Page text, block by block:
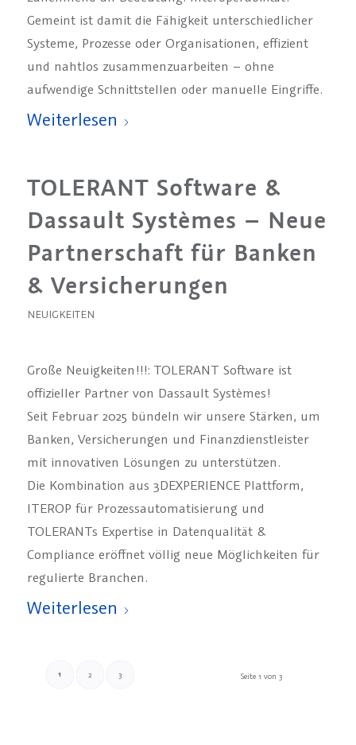
Gemeint ist damit die Fähigkeit unterschiedlicher
Systeme, Prozesse oder Organisationen, effizient
und nahtlos zusammenzuarbeiten – ohne
aufwendige Schnittstellen oder manuelle Eingriffe.
Weiterlesen
TOLERANT Software &
Dassault Systèmes – Neue
Partnerschaft für Banken
& Versicherungen
NEUIGKEITEN
Große Neuigkeiten!!!: TOLERANT Software ist
offizieller Partner von Dassault Systèmes!
Seit Februar 2025 bündeln wir unsere Stärken, um
Banken, Versicherungen und Finanzdienstleister
mit innovativen Lösungen zu unterstützen.
Die Kombination aus 3DEXPERIENCE Plattform,
ITEROP für Prozessautomatisierung und
TOLERANTs Expertise in Datenqualität &
Compliance eröffnet völlig neue Möglichkeiten für
regulierte Branchen.
Weiterlesen
Seite 1 von 3
1 2 3